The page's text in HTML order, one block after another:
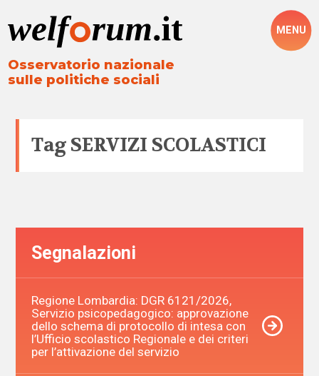
Osservatorio nazionale
sulle politiche sociali
MENU
Tag SERVIZI SCOLASTICI
Segnalazioni
Regione Lombardia: DGR 6121/2026,
Servizio psicopedagogico: approvazione
dello schema di protocollo di intesa con
l’Ufficio scolastico Regionale e dei criteri
per l’attivazione del servizio